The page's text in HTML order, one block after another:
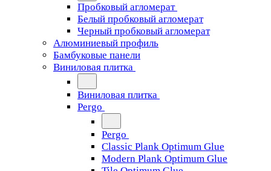
Пробковый агломерат
Белый пробковый агломерат
Черный пробковый агломерат
Алюминиевый профиль
Бамбуковые панели
Виниловая плитка
Виниловая плитка
Pergo
Pergo
Classic Plank Optimum Glue
Modern Plank Optimum Glue